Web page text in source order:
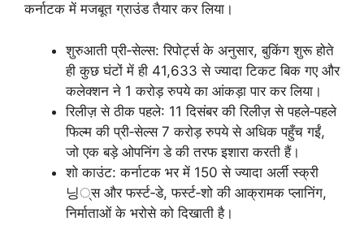
कर्नाटक में मजबूत ग्राउंड तैयार कर लिया।
शुरुआती प्री‑सेल्स: रिपोर्ट्स के अनुसार, बुकिंग शुरू होते
ही कुछ घंटों में ही 41,633 से ज्यादा टिकट बिक गए और
कलेक्शन ने 1 करोड़ रुपये का आंकड़ा पार कर लिया।
रिलीज़ से ठीक पहले: 11 दिसंबर की रिलीज़ से पहले‑पहले
फिल्म की प्री‑सेल्स 7 करोड़ रुपये से अधिक पहुँच गईं,
जो एक बड़े ओपनिंग डे की तरफ इशारा करती हैं।
शो काउंट: कर्नाटक भर में 150 से ज्यादा अर्ली स्क्री
닝्स और फर्स्ट‑डे, फर्स्ट‑शो की आक्रामक प्लानिंग,
निर्माताओं के भरोसे को दिखाती है।